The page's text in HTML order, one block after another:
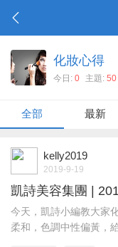
化妝心得
今日: 0 主題: 50
全部 最新
kelly2019
2019-9-19
凱詩美容集團 |
今天，凱詩小編教大家
柔和，色調中性偏黃，